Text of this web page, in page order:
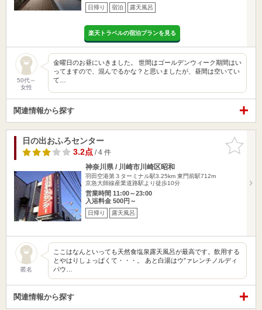
日帰り 宿泊 露天風呂
楽天トラベルの宿泊プランを見る
50代～
女性
金曜日のお昼にいきました。 世間はゴールデンウィーク期間はい
ってますので、混んでるかな？と思いましたが、昼間は空いてい
て…
関連情報から探す
お気に入
りに追加
日の出おふろセンター
3.2点/ 4 件
神奈川県 / 川崎市川崎区昭和
羽田空港第３ターミナル駅3.25km 東門前駅712m
京急大師線産業道路駅より徒歩10分
営業時間 11:00～23:00
入浴料金 500円～
日帰り 露天風呂
匿名
ここはなんといっても天然食塩泉露天風呂が最高です。飲用する
とやはりしょっぱくて・・・。 あと白湯はウ”ァレンチノルディ
パウ…
関連情報から探す